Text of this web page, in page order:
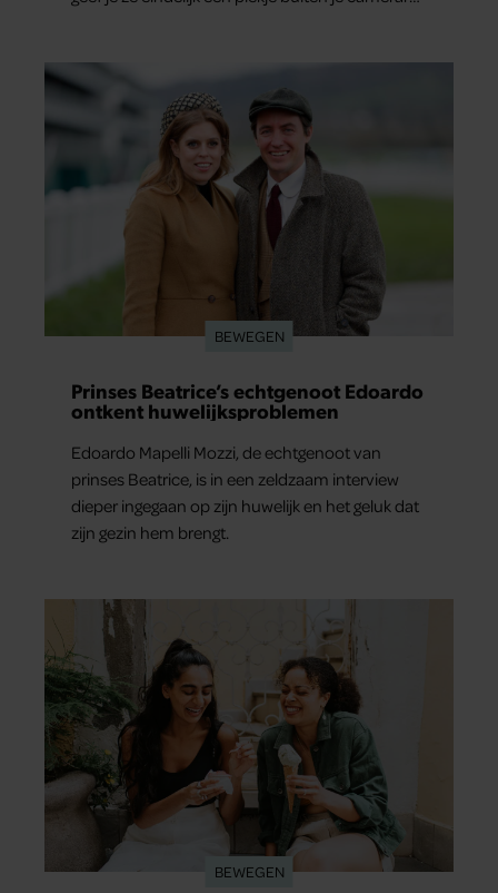
BEWEGEN
Prinses Beatrice’s echtgenoot Edoardo
ontkent huwelijksproblemen
Edoardo Mapelli Mozzi, de echtgenoot van
prinses Beatrice, is in een zeldzaam interview
dieper ingegaan op zijn huwelijk en het geluk dat
zijn gezin hem brengt.
BEWEGEN